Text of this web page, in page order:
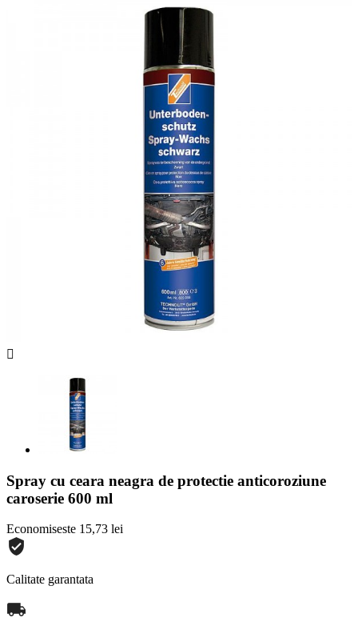

Spray cu ceara neagra de protectie anticoroziune
caroserie 600 ml
Economiseste 15,73 lei
Calitate garantata